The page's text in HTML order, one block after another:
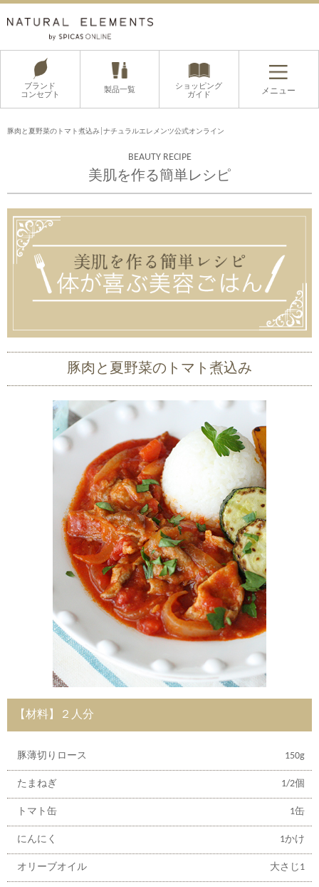
ブランド
コンセプト
製品一覧
ショッピング
ガイド
メニュー
豚肉と夏野菜のトマト煮込み│ナチュラルエレメンツ公式オンライン
BEAUTY RECIPE
美肌を作る簡単レシピ
豚肉と夏野菜のトマト煮込み
【材料】２人分
豚薄切りロース 150g
たまねぎ 1/2個
トマト缶 1缶
にんにく 1かけ
オリーブオイル 大さじ1